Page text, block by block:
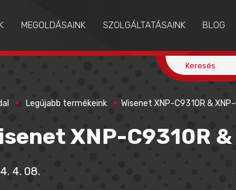
MEGOLDÁSAINK SZOLGÁLTATÁSAINK BLOG
Legújabb termékeink Wisenet XNP-C9310R &
XNP-C9310R
4. 08.